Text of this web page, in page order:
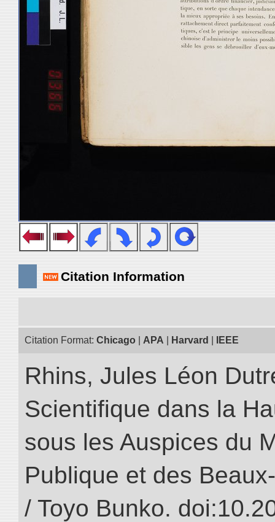
Citation Information
Citation Format: Chicago APA Harvard IEEE
Rhins, Jules Léon
Scientifique dans la
sous les Auspices du
Publique et des
/ Toyo Bunko.